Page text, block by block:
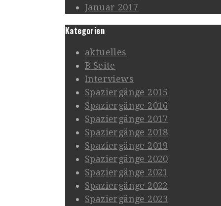
Januar 2017
Kategorien
aktuelles
B Seite
Interviews
Spaziergänge 2015
Spaziergänge 2016
Spaziergänge 2017
Spaziergänge 2018
Spaziergänge 2019
Spaziergänge 2020
Spaziergänge 2021
Spaziergänge 2022
Spaziergänge 2023